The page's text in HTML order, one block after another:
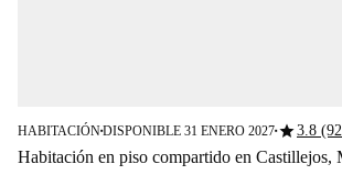
HABITACIÓN■DISPONIBLE 31 ENERO 2027■star3.8
Habitación en piso compartido en Castillejos,